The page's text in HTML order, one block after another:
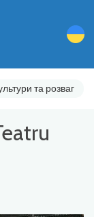
та розваг